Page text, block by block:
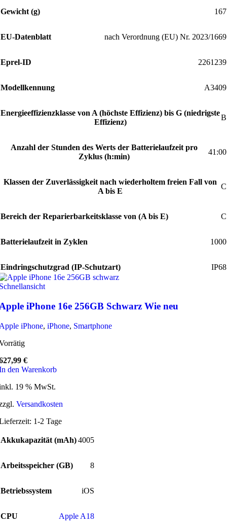
Gewicht (g) 167
EU-Datenblatt nach Verordnung (EU) Nr. 2023/1669
Eprel-ID 2261239
Modellkennung A3409
Energieeffizienzklasse von A (höchste Effizienz) bis G (niedrigste
Effizienz)
B
Anzahl der Stunden des Werts der Batterielaufzeit pro
Zyklus (h:min)
41:00
Klassen der Zuverlässigkeit nach wiederholtem freien Fall von
A bis E
C
Bereich der Reparierbarkeitsklasse von (A bis E) C
Batterielaufzeit in Zyklen 1000
Eindringschutzgrad (IP-Schutzart) IP68
iPhone 16e 256GB Schwarz Wie neu
iPhone, iPhone, Smartphone
€
den Warenkorb
19 % MwSt.
Versandkosten
1-2 Tage
Akkukapazität (mAh)4005
Arbeitsspeicher (GB) 8
Betriebssystem iOS
CPU Apple A18